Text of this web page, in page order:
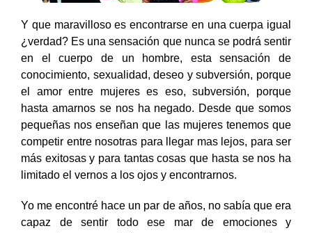
Y que maravilloso es encontrarse en una cuerpa igual
¿verdad? Es una sensación que nunca se podrá sentir
en el cuerpo de un hombre, esta sensación de
conocimiento, sexualidad, deseo y subversión, porque
el amor entre mujeres es eso, subversión, porque
hasta amarnos se nos ha negado. Desde que somos
pequeñas nos enseñan que las mujeres tenemos que
competir entre nosotras para llegar mas lejos, para ser
más exitosas y para tantas cosas que hasta se nos ha
limitado el vernos a los ojos y encontrarnos.
Yo me encontré hace un par de años, no sabía que era
capaz de sentir todo ese mar de emociones y